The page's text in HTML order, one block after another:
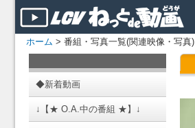
ホーム > 番組・写真一覧(関連映像・写真)
◆新着動画
↓【★ O.A.中の番組 ★】↓